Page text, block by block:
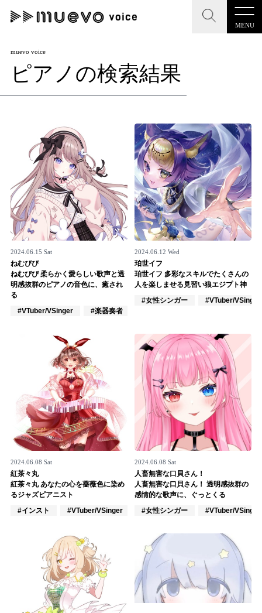
MENU
CLOSE
記事を検索する
人気ワード
#男性SSW #ポップス #女性SSW #ロック
#男性シンガー #HR/HM #女性シンガー
#ヒップホップ #男性シンガーグループ #R&B/ソウル
CLOSE
muevo media
"読者の声を形にする”音楽特化メディア
MENU
記事一覧
プレスリリース一覧
会社概要
お問い合わせ
記事リクエスト
ログイン
muevoクラウドファンディング
muevoコミュニティ
ぶいクラ！by muevo
ぶいコミュ！by muevo
ぶいマガ！ by muevo
muevo voice
ピアノの検索結果
2024.06.15 Sat
ねむぴぴ
ねむぴぴ 柔らかく愛らしい歌声と透
明感抜群のピアノの音色に、癒され
る
#VTuber/VSinger
#楽器奏者
2024.06.12 Wed
珀世イフ
珀世イフ 多彩なスキルでたくさんの
人を楽しませる見習い狼エジプト神
#女性シンガー
#VTuber/VSinger
2024.06.08 Sat
紅茶々丸
紅茶々丸 あなたの心を薔薇色に染め
るジャズピアニスト
#インスト
#VTuber/VSinger #楽器奏者
2024.06.08 Sat
人畜無害な口貝さん！
人畜無害な口貝さん！ 透明感抜群の
感情的な歌声に、ぐっとくる
#女性シンガー
#VTuber/VSinger